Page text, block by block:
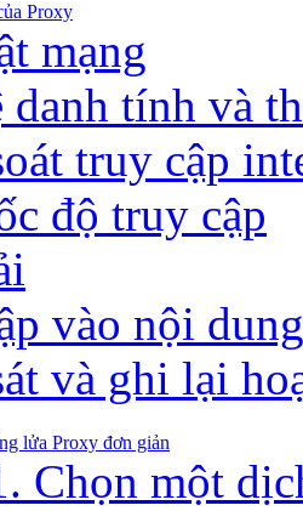
Proxy
mạng
danh tính và
truy cập
độ truy cập
vào nội
và ghi lại
lửa Proxy đơn giản
Chọn một